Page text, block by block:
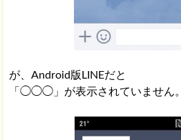
が、Android版LINEだと
「◯◯◯」が表示されていません。